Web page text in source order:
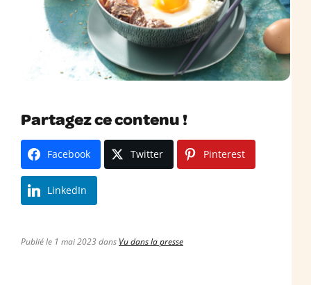
Partagez ce contenu !
Facebook Twitter Pinterest
LinkedIn
Publié le 1 mai 2023 dans Vu dans la presse